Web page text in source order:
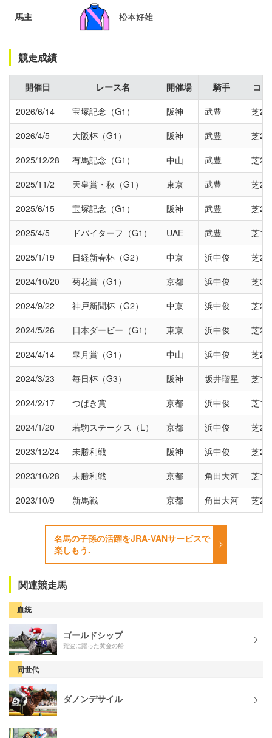
馬主 松本好雄
競走成績
開催日 レース名 開催場 騎手
コー
2026/6/14
宝塚記念（G1） 阪神 武豊
芝
2026/4/5
大阪杯（G1） 阪神 武豊
芝
2025/12/28
有馬記念（G1） 中山 武豊
芝
2025/11/2
天皇賞・秋（G1） 東京 武豊
芝
2025/6/15
宝塚記念（G1） 阪神 武豊
芝
2025/4/5
ドバイターフ（G1） UAE 武豊
芝
2025/1/19
日経新春杯（G2） 中京 浜中俊
芝
2024/10/20
菊花賞（G1） 京都 浜中俊
芝
2024/9/22
神戸新聞杯（G2） 中京 浜中俊
芝
2024/5/26
日本ダービー（G1） 東京 浜中俊
芝
2024/4/14
皐月賞（G1） 中山 浜中俊
芝
2024/3/23
毎日杯（G3） 阪神 坂井瑠星
芝
2024/2/17
つばき賞 京都 浜中俊
芝
2024/1/20
若駒ステークス（L） 京都 浜中俊
芝
2023/12/24
未勝利戦 阪神 浜中俊
芝
2023/10/28
未勝利戦 京都 角田大河
芝
2023/10/9
新馬戦 京都 角田大河 芝
名馬の子孫の活躍をJRA-VANサービスで
楽しもう.
関連競走馬
血統
ゴールドシップ
荒波に躍った黄金の船
同世代
ダノンデサイル